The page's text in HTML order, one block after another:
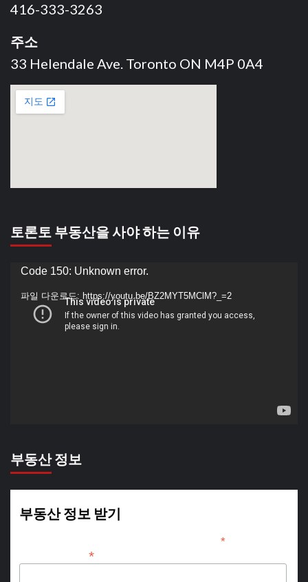
416-333-3263
주소
33 Helendale Ave. Toronto ON M4P 0A4
토론토 부동산을 사야 하는 이유
동
영
Code 150: Unknown error.
파일 다운로드: https://youtu.be/BZ2MYT5MClM?_=2
부동산 정보
부동산 정보 받기
*indicates required
*